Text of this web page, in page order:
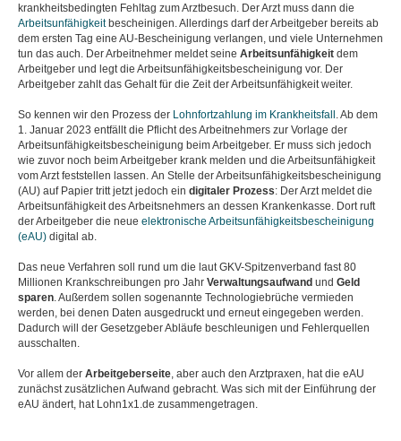
krankheitsbedingten Fehltag zum Arztbesuch. Der Arzt muss dann die
Arbeitsunfähigkeitbescheinigen. Allerdings darf der Arbeitgeber bereits ab
dem ersten Tag eine AU-Bescheinigung verlangen, und viele Unternehmen
tun das auch. Der Arbeitnehmer meldet seine Arbeitsunfähigkeit dem
Arbeitgeber und legt die Arbeitsunfähigkeitsbescheinigung vor. Der
Arbeitgeber zahlt das Gehalt für die Zeit der Arbeitsunfähigkeit weiter.
So kennen wir den Prozess der Lohnfortzahlung im Krankheitsfall . Ab dem
1. Januar 2023 entfällt die Pflicht des Arbeitnehmers zur Vorlage der
Arbeitsunfähigkeitsbescheinigung beim Arbeitgeber. Er muss sich jedoch
wie zuvor noch beim Arbeitgeber krank melden und die Arbeitsunfähigkeit
vom Arzt feststellen lassen. An Stelle der Arbeitsunfähigkeitsbescheinigung
(AU) auf Papier tritt jetzt jedoch ein digitaler Prozess: Der Arzt meldet die
Arbeitsunfähigkeit des Arbeitsnehmers an dessen Krankenkasse. Dort ruft
der Arbeitgeber die neue elektronische Arbeitsunfähigkeitsbescheinigung
(eAU) digital ab.
Das neue Verfahren soll rund um die laut GKV-Spitzenverband fast 80
Millionen Krankschreibungen pro Jahr Verwaltungsaufwand und Geld
sparen. Außerdem sollen sogenannte Technologiebrüche vermieden
werden, bei denen Daten ausgedruckt und erneut eingegeben werden.
Dadurch will der Gesetzgeber Abläufe beschleunigen und Fehlerquellen
ausschalten.
Vor allem der Arbeitgeberseite, aber auch den Arztpraxen, hat die eAU
zunächst zusätzlichen Aufwand gebracht. Was sich mit der Einführung der
eAU ändert, hat Lohn1x1.de zusammengetragen.